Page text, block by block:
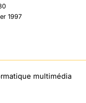
1997
multimédia